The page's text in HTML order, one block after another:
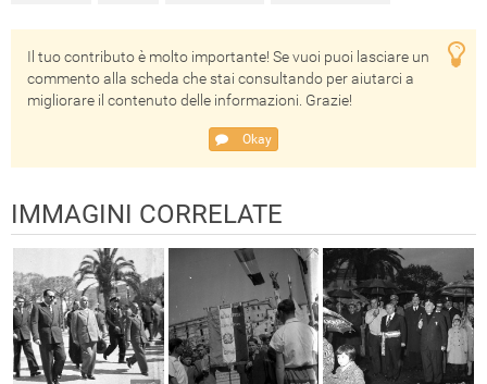
Il tuo contributo è molto importante! Se vuoi puoi lasciare un
commento alla scheda che stai consultando per aiutarci a
migliorare il contenuto delle informazioni. Grazie!
Okay
IMMAGINI CORRELATE